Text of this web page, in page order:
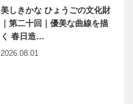
美しきかな ひょうごの文化財
｜第二十回｜優美な曲線を描
く 春日造…
2026.08.01